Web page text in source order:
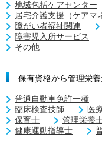
地域包括ケアセンター
居宅介護支援（ケアマ
障がい者福祉関連
障害児入所サービス
その他
保有資格から管理栄
普通自動車免許一種
臨床検査技師
医
保育士
管理栄養
健康運動指導士